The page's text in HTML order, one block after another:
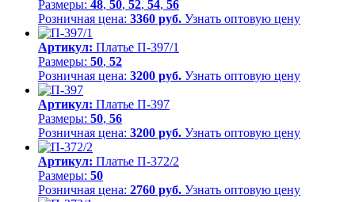
Размеры: 48, 50, 52, 54, 56
Розничная цена: 3360 руб. Узнать оптовую цену
Артикул: Платье П-397/1
Размеры: 50, 52
Розничная цена: 3200 руб. Узнать оптовую цену
Артикул: Платье П-397
Размеры: 50, 56
Розничная цена: 3200 руб. Узнать оптовую цену
Артикул: Платье П-372/2
Размеры: 50
Розничная цена: 2760 руб. Узнать оптовую цену